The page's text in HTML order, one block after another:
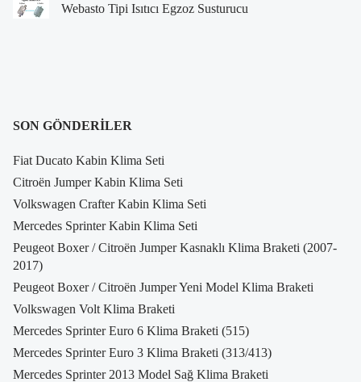
Webasto Tipi Isıtıcı Egzoz Susturucu
SON GÖNDERILER
Fiat Ducato Kabin Klima Seti
Citroën Jumper Kabin Klima Seti
Volkswagen Crafter Kabin Klima Seti
Mercedes Sprinter Kabin Klima Seti
Peugeot Boxer / Citroën Jumper Kasnaklı Klima Braketi (2007-
2017)
Peugeot Boxer / Citroën Jumper Yeni Model Klima Braketi
Volkswagen Volt Klima Braketi
Mercedes Sprinter Euro 6 Klima Braketi (515)
Mercedes Sprinter Euro 3 Klima Braketi (313/413)
Mercedes Sprinter 2013 Model Sağ Klima Braketi